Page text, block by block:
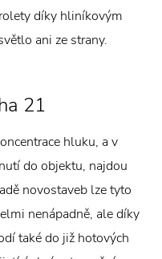
díky hliníkovým
ani ze strany.
21
hluku, a v
do objektu, najdou
novostaveb lze tyto
nenápadně, ale díky
také do již hotových